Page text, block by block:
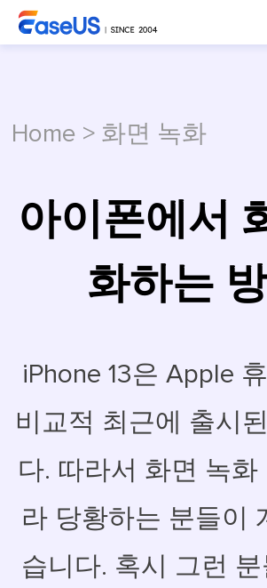
Home > 화면 녹화
아이폰에서
화하는
iPhone 13은 Apple
비교적 최근에 출시
다. 따라서 화면 녹화
라 당황하는 분들이
습니다. 혹시 그런 분